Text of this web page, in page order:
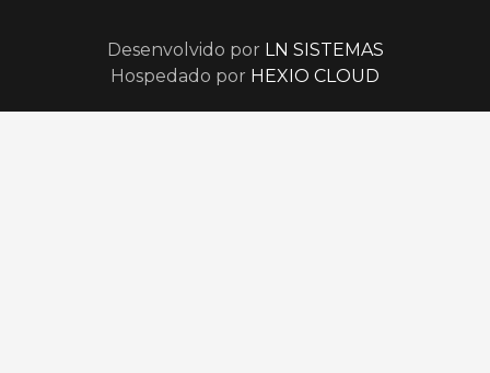
Desenvolvido por LN SISTEMAS
Hospedado por HEXIO CLOUD